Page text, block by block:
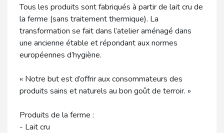
Tous les produits sont fabriqués à partir de lait cru de
la ferme (sans traitement thermique). La
transformation se fait dans l’atelier aménagé dans
une ancienne étable et répondant aux normes
européennes d’hygiène.
« Notre but est d’offrir aux consommateurs des
produits sains et naturels au bon goût de terroir. »
Produits de la ferme :
- Lait cru